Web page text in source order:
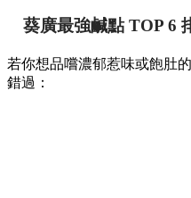
葵廣最強鹹點 TOP 6
若你想品嚐濃郁惹味或飽肚
錯過：